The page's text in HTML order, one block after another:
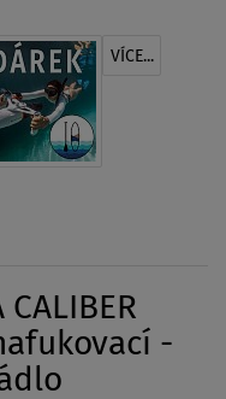
VÍCE...
CALIBER
-